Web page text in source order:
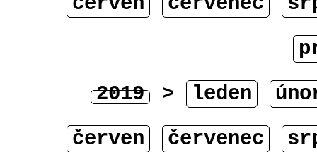
2019 > leden
červen
červenec